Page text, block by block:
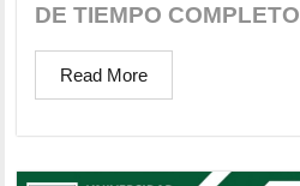
DE TIEMPO COMPLETO
Read More